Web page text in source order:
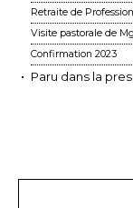
Retraite de
Visite pastorale de
Confirmation 2023
Paru dans la